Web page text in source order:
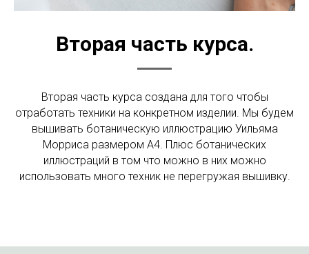
Вторая часть курса.
Вторая часть курса создана для того чтобы
отработать техники на конкретном изделии. Мы будем
вышивать ботаническую иллюстрацию Уильяма
Морриса размером А4. Плюс ботанических
иллюстраций в том что можно в них можно
использовать много техник не перегружая вышивку.